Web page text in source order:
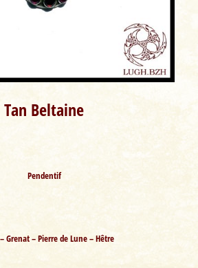
Tan Beltaine
Pendentif
Grenat – Pierre de Lune – Hêtre